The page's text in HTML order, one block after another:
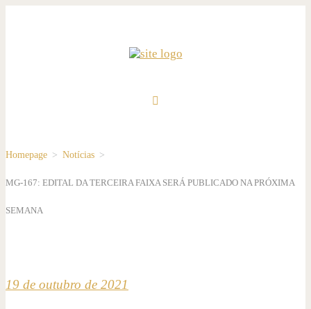
Homepage > Notícias >
MG-167: EDITAL DA TERCEIRA FAIXA SERÁ PUBLICADO NA PRÓXIMA
SEMANA
19 de outubro de 2021